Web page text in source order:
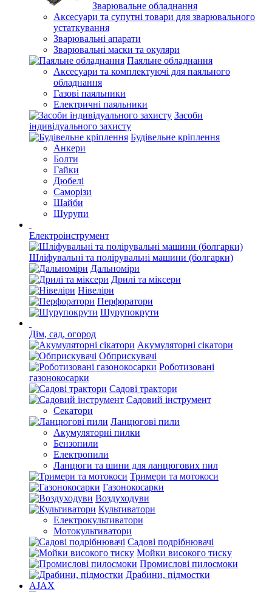
Зварювальне обладнання
Аксесуари та супутні товари для зварювального
устаткування
Зварювальні апарати
Зварювальні маски та окуляри
Паяльне обладнання
Аксесуари та комплектуючі для паяльного
обладнання
Газові паяльники
Електричні паяльники
Засоби
індивідуального захисту
Будівельне кріплення
Анкери
Болти
Гайки
Дюбелі
Саморізи
Шайби
Шурупи
Електроінструмент
Шліфувальні та полірувальні машини (болгарки)
Дальноміри
Дрилі та міксери
Нівеліри
Перфоратори
Шурупокрути
Дім, сад, огород
Акумуляторні сікатори
Обприскувачі
Роботизовані
газонокосарки
Садові трактори
Садовий інструмент
Секатори
Ланцюгові пили
Акумуляторні пилки
Бензопили
Електропили
Ланцюги та шини для ланцюгових пил
Тримери та мотокоси
Газонокосарки
Воздуходуви
Культиватори
Електрокультиватори
Мотокультиватори
Садові подрібнювачі
Мойки високого тиску
Промислові пилосмоки
Драбини, підмостки
AJAX